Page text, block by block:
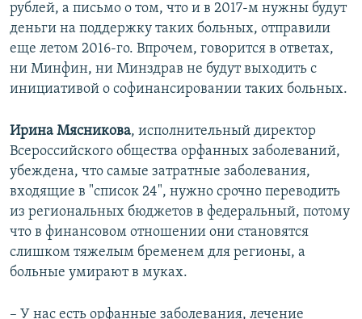
рублей, а письмо о том, что и в 2017-м нужны будут
деньги на поддержку таких больных, отправили
еще летом 2016-го. Впрочем, говорится в ответах,
ни Минфин, ни Минздрав не будут выходить с
инициативой о софинансировании таких больных.
Ирина Мясникова, исполнительный директор
Всероссийского общества орфанных заболеваний,
убеждена, что самые затратные заболевания,
входящие в "список 24", нужно срочно переводить
из региональных бюджетов в федеральный, потому
что в финансовом отношении они становятся
слишком тяжелым бременем для регионы, а
больные умирают в муках.
– У нас есть орфанные заболевания, лечение